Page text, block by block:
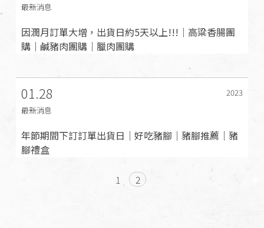
最新消息
因潤月訂單大增，出貨日約5天以上!!!｜高粱香腸團
購｜鹹豬肉團購｜臘肉團購
01.28
2023
最新消息
年節期間下訂訂單出貨日｜好吃豬腳｜豬腳推薦｜豬
腳禮盒
1 2